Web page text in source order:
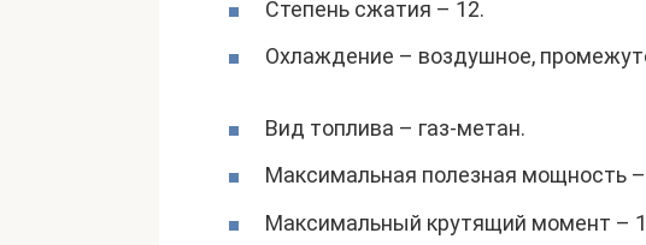
Степень сжатия – 12.
Охлаждение – воздушное,
Вид топлива – газ-метан.
Максимальная полезная мощность –
Максимальный крутящий момент –